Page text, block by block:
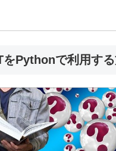
をPythonで利用す